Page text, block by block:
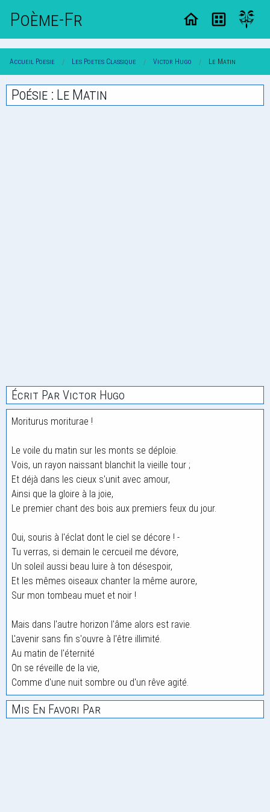
Poème-Fr
Accueil Poesie Les Poetes Classique Victor Hugo Le Matin
Poésie : Le Matin
Écrit Par Victor Hugo
Moriturus moriturae !
Le voile du matin sur les monts se déploie.
Vois, un rayon naissant blanchit la vieille tour ;
Et déjà dans les cieux s'unit avec amour,
Ainsi que la gloire à la joie,
Le premier chant des bois aux premiers feux du jour.
Oui, souris à l'éclat dont le ciel se décore ! -
Tu verras, si demain le cercueil me dévore,
Un soleil aussi beau luire à ton désespoir,
Et les mêmes oiseaux chanter la même aurore,
Sur mon tombeau muet et noir !
Mais dans l'autre horizon l'âme alors est ravie.
L'avenir sans fin s'ouvre à l'être illimité.
Au matin de l'éternité
On se réveille de la vie,
Comme d'une nuit sombre ou d'un rêve agité.
Mis En Favori Par